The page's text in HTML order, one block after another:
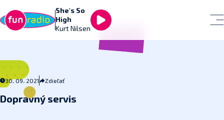
She's So
High
Kurt Nilsen
30. 09. 2021 Zdieľať
Dopravný servis